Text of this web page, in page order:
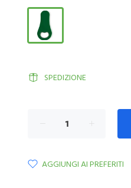
SPEDIZIONE
AGGIUNGI AI PREFERITI